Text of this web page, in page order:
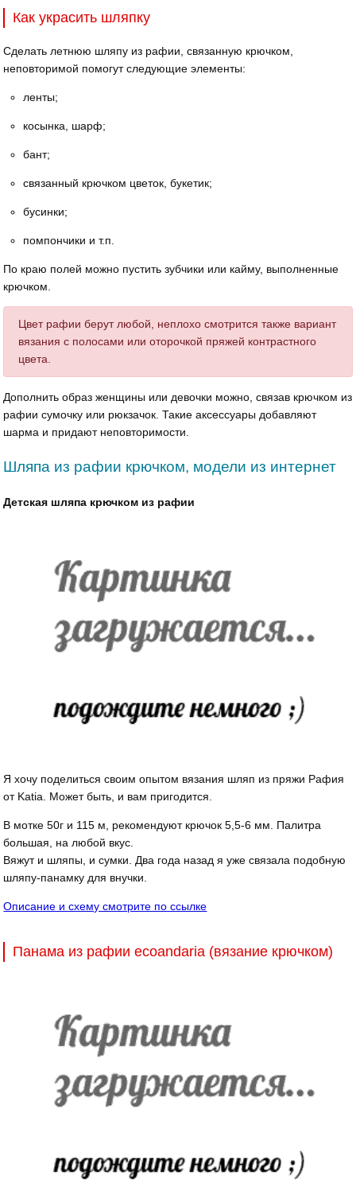
Как украсить шляпку
Сделать летнюю шляпу из рафии, связанную крючком,
неповторимой помогут следующие элементы:
ленты;
косынка, шарф;
бант;
связанный крючком цветок, букетик;
бусинки;
помпончики и т.п.
По краю полей можно пустить зубчики или кайму, выполненные
крючком.
Цвет рафии берут любой, неплохо смотрится также вариант
вязания с полосами или оторочкой пряжей контрастного
цвета.
Дополнить образ женщины или девочки можно, связав крючком из
рафии сумочку или рюкзачок. Такие аксессуары добавляют
шарма и придают неповторимости.
Шляпа из рафии крючком, модели из интернет
Детская шляпа крючком из рафии
Я хочу поделиться своим опытом вязания шляп из пряжи Рафия
от Katia. Может быть, и вам пригодится.
В мотке 50г и 115 м, рекомендуют крючок 5,5-6 мм. Палитра
большая, на любой вкус.
Вяжут и шляпы, и сумки. Два года назад я уже связала подобную
шляпу-панамку для внучки.
Описание и схему смотрите по ссылке
Панама из рафии ecoandaria (вязание крючком)